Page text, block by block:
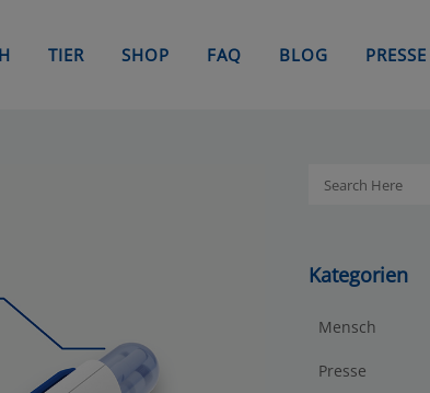
TIER SHOP FAQ BLOG PRESSE
Kategorien
Mensch
Presse